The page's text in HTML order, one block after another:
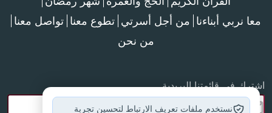
معا نربي أبناءنا من أجل أسرتي تطوع معنا تواصل معنا
من نحن
اشترك في قائمتنا البريدية
نستخدم ملفات تعريف الارتباط لتحسين تجربة